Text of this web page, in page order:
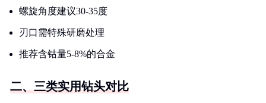
螺旋角度建议30-35度
刃口需特殊研磨处理
推荐含钴量5-8%的合金
二、三类实用钻头对比